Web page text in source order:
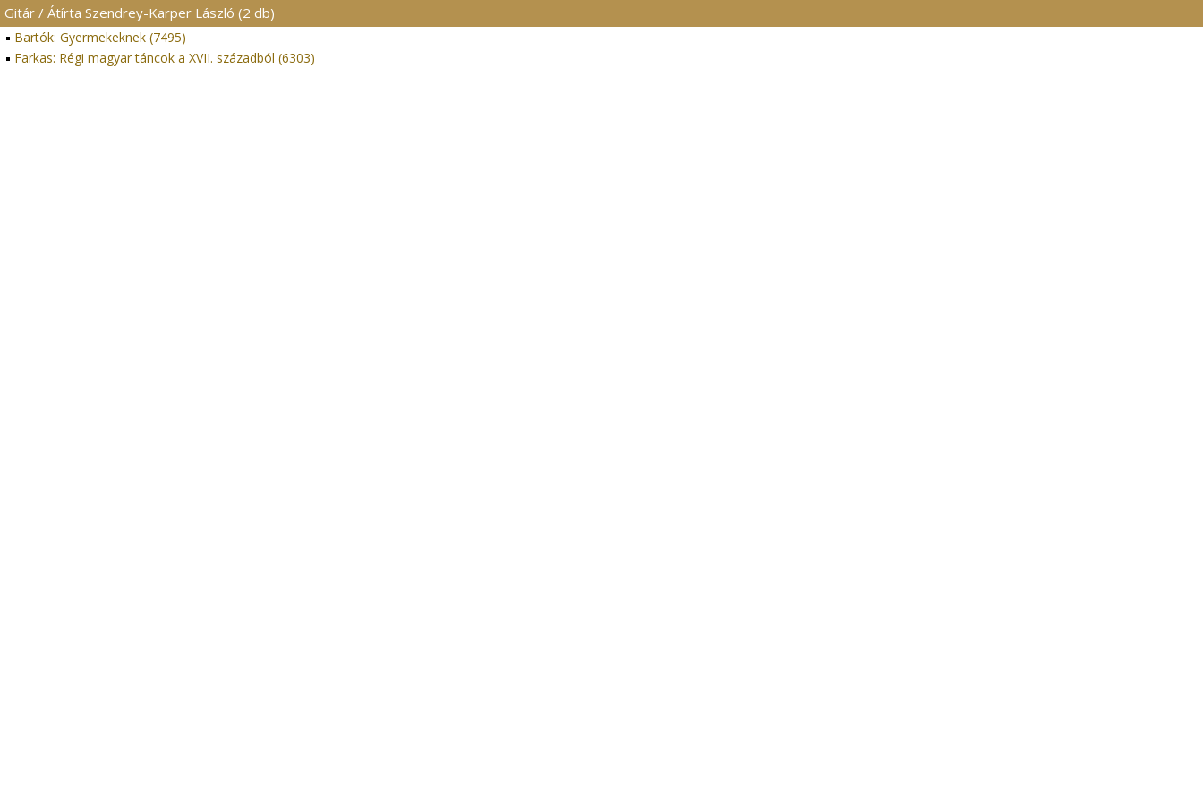
Gitár / Átírta Szendrey-Karper László (2 db)
Bartók: Gyermekeknek (7495)
Farkas: Régi magyar táncok a XVII. századból (6303)